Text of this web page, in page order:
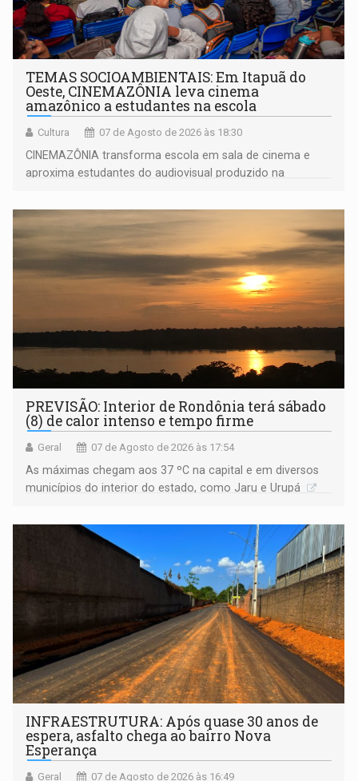
TEMAS SOCIOAMBIENTAIS: Em Itapuã do
Oeste, CINEMAZÔNIA leva cinema
amazônico a estudantes na escola
Cultura 07 de Agosto de 2026 às 18:30
CINEMAZÔNIA transforma escola em sala de cinema e
aproxima estudantes do audiovisual produzido na
PREVISÃO: Interior de Rondônia terá sábado
(8) de calor intenso e tempo firme
Geral 07 de Agosto de 2026 às 17:54
As máximas chegam aos 37 ºC na capital e em diversos
municípios do interior do estado, como Jaru e Urupá
INFRAESTRUTURA: Após quase 30 anos de
espera, asfalto chega ao bairro Nova
Esperança
Geral 07 de Agosto de 2026 às 16:49